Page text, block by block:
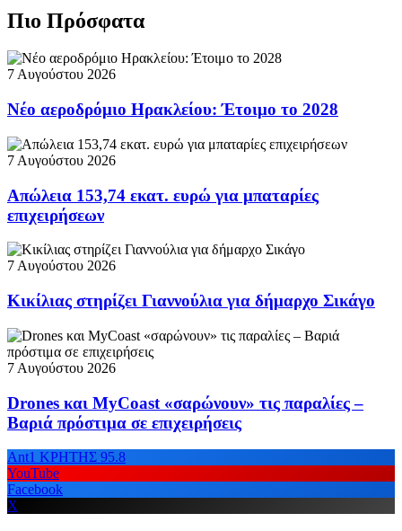
Πιο Πρόσφατα
7 Αυγούστου 2026
Νέο αεροδρόμιο Ηρακλείου: Έτοιμο το 2028
7 Αυγούστου 2026
Απώλεια 153,74 εκατ. ευρώ για μπαταρίες
επιχειρήσεων
7 Αυγούστου 2026
Κικίλιας στηρίζει Γιαννούλια για δήμαρχο Σικάγο
7 Αυγούστου 2026
Drones και MyCoast «σαρώνουν» τις παραλίες –
Βαριά πρόστιμα σε επιχειρήσεις
Ant1 ΚΡΗΤΗΣ 95.8
YouTube
Facebook
X